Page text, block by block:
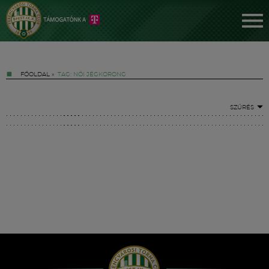
FŐOLDAL » TAG: NŐI JÉGKORONG
SZŰRÉS
Hírek